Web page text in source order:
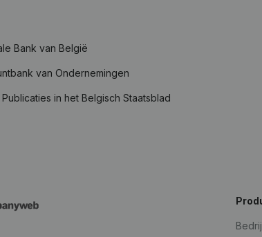
Bank van België
van Ondernemingen
Publicaties in het Belgisch Staatsblad